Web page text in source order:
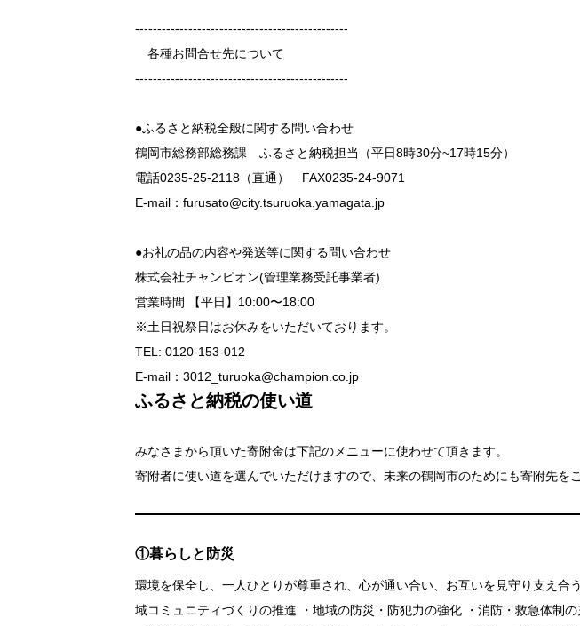
------------------------------------------------
各種お問合せ先について
------------------------------------------------
●ふるさと納税全般に関する問い合わせ
鶴岡市総務部総務課 ふるさと納税担当（平日8時30分~17時15分）
電話0235-25-2118（直通） FAX0235-24-9071
E-mail：furusato@city.tsuruoka.yamagata.jp
●お礼の品の内容や発送等に関する問い合わせ
株式会社チャンピオン(管理業務受託事業者)
営業時間 【平日】10:00〜18:00
※土日祝祭日はお休みをいただいております。
TEL: 0120-153-012
E-mail：3012_turuoka@champion.co.jp
ふるさと納税の使い道
みなさまから頂いた寄附金は下記のメニューに使わせて頂きます。
寄附者に使い道を選んでいただけますので、未来の鶴岡市のためにも寄附先を
①暮らしと防災
環境を保全し、一人ひとりが尊重され、心が通い合い、お互いを見守り支え
域コミュニティづくりの推進 ・地域の防災・防犯力の強化 ・消防・救急体制